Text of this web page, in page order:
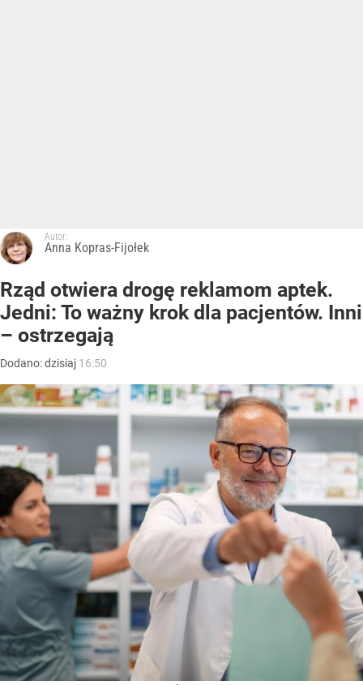
Autor:
Anna Kopras-Fijołek
Rząd otwiera drogę reklamom aptek.
Jedni: To ważny krok dla pacjentów. Inni
– ostrzegają
Dodano:dzisiaj 16:50